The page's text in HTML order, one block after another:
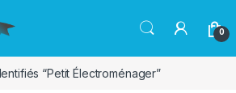
0
“Petit Électroménager”